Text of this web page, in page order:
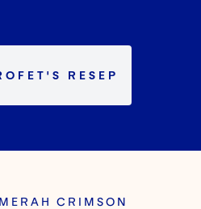
'S RESEP
CRIMSON